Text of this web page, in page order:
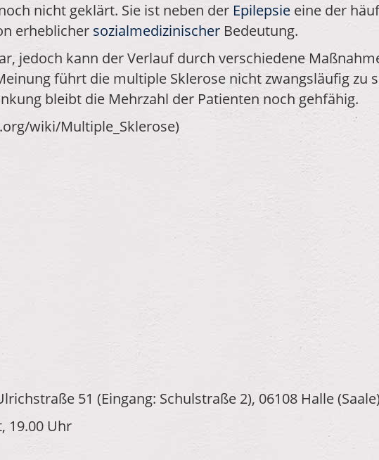
nicht geklärt. Sie ist neben der Epilepsie eine der
erheblicher sozialmedizinischer Bedeutung.
jedoch kann der Verlauf durch verschiedene
führt die multiple Sklerose nicht zwangsläufig zu
bleibt die Mehrzahl der Patienten noch gehfähig.
wiki/Multiple_Sklerose)
51 (Eingang: Schulstraße 2), 06108 Halle
19.00 Uhr